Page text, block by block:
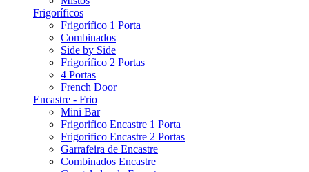
Frigoríficos
Frigorífico 1 Porta
Combinados
Side by Side
Frigorífico 2 Portas
4 Portas
French Door
Encastre - Frio
Mini Bar
Frigorifico Encastre 1 Porta
Frigorifico Encastre 2 Portas
Garrafeira de Encastre
Combinados Encastre